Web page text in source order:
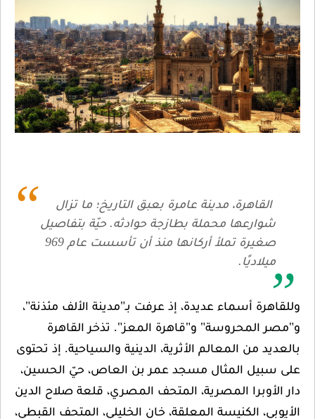
القاهرة، مدينة عامرة بعبق التاريخ؛ ما تزال
شوارعها محملة بطازجة حوادثه. حيّة بتفاصيل
صغيرة تملأ أركانها منذ أن تأسست عام 969
ميلاديًا.
وللقاهرة أسماء عديدة، إذ عرفت بـ"مدينة الألف مئذنة"،
و"مصر المحروسة" و"قاهرة المعز". تذخر القاهرة
بالعديد من المعالم الأثرية، الدينية والسياحية. إذ تحتوى
على سبيل المثال مسجد عمر بن العاص، حيّ الحسين،
دار الأوبرا المصرية، المتحف المصري، قلعة صلاح الدين
الأيوبي، الكنيسة المعلقة، خان الخليلي، المتحف القبطي،